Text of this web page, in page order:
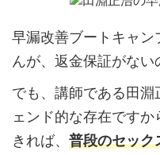
早漏改善ブートキャ
んが、返金保証がない
でも、講師である田
ェンド的な存在です
きれば、 普段のセック